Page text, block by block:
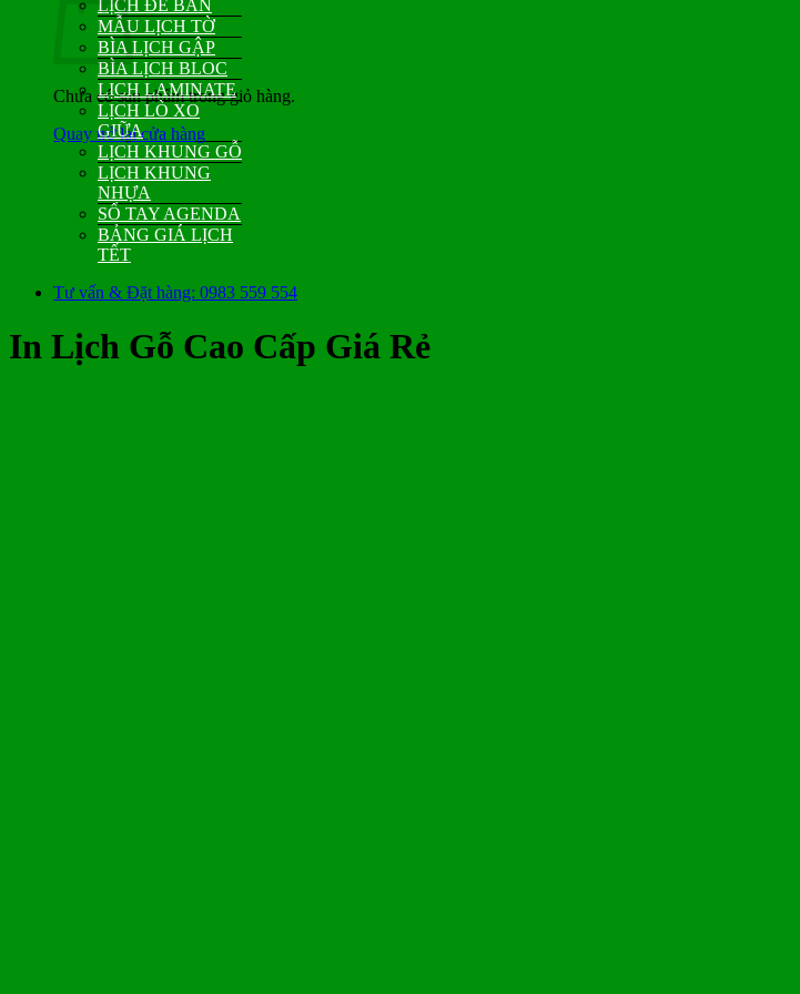
Chưa có sản phẩm trong giỏ hàng.
Quay trở lại cửa hàng
LỊCH ĐỂ BÀN
MẪU LỊCH TỜ
BÌA LỊCH GẬP
BÌA LỊCH BLOC
LỊCH LAMINATE
LỊCH LÒ XO
GIỮA
LỊCH KHUNG GỖ
LỊCH KHUNG
NHỰA
SỔ TAY AGENDA
BẢNG GIÁ LỊCH
TẾT
Tư vấn & Đặt hàng: 0983 559 554
In Lịch Gỗ Cao Cấp Giá Rẻ